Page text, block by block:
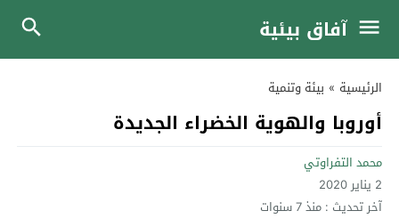
آفاق بيئية
الرئيسية » بيئة وتنمية
أوروبا والهوية الخضراء الجديدة
محمد التفراوتي
2 يناير 2020
آخر تحديث : منذ 7 سنوات